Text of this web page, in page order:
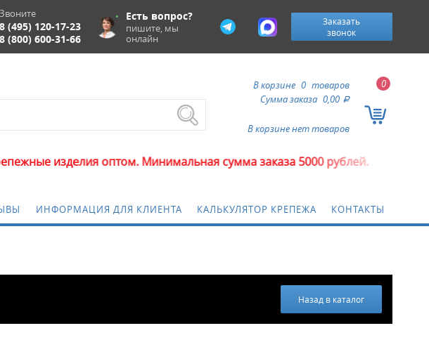
Есть вопрос?
пишите, мы
онлайн
Звоните
8 (495) 120-17-23
8 (800) 600-31-66
Заказать
звонок
0
В корзине 0 товаров
Сумма заказа 0,00 a
В корзине нет товаров
оптом. Минимальная сумма заказа 5000 рублей.
ИНФОРМАЦИЯ ДЛЯ КЛИЕНТА КАЛЬКУЛЯТОР КРЕПЕЖА КОНТАКТЫ
Назад в каталог